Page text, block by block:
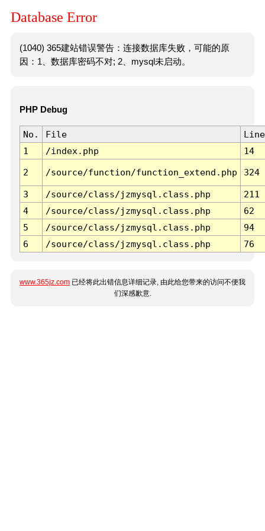
Database Error
(1040) 365建站错误警告：连接数据库失败，可能的原
因：1、数据库密码不对; 2、mysql未启动。
PHP Debug
No. File
Line
1
/index.php 14
2 /source/function/function_extend.php 324
3 /source/class/jzmysql.class.php
211
4
/source/class/jzmysql.class.php
62
5
/source/class/jzmysql.class.php
94
6
/source/class/jzmysql.class.php 76
www.365jz.com 已经将此出错信息详细记录, 由此给您带来的访问不便我
们深感歉意.